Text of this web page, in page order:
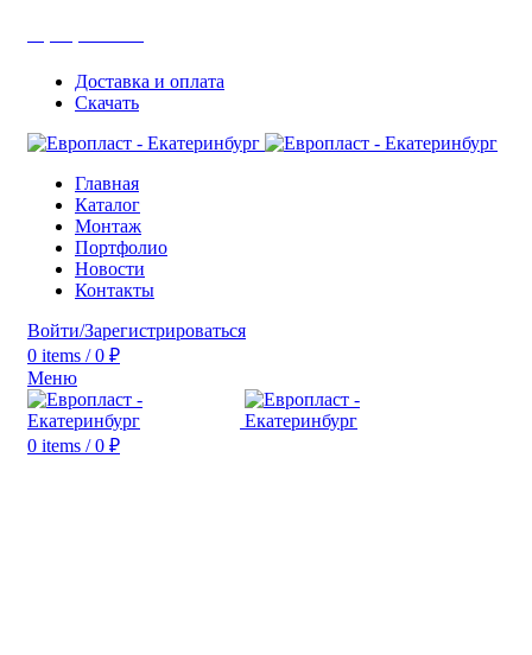
Доставка и оплата
Скачать
Главная
Каталог
Монтаж
Портфолио
Новости
Контакты
Войти/Зарегистрироваться
0 items / 0 ₽
Меню
0 items / 0 ₽